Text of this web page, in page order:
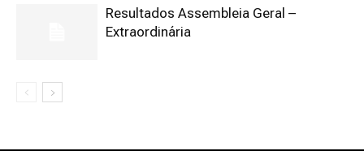
Resultados Assembleia Geral –
Extraordinária